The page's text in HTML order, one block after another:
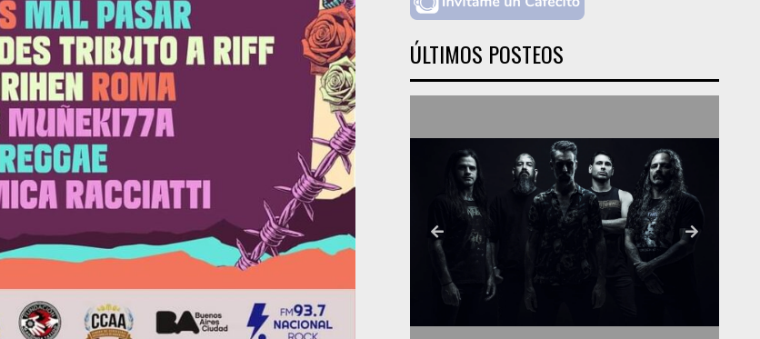
ÚLTIMOS POSTEOS